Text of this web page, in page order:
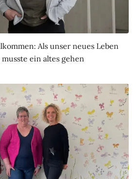
Als unser neues Leben
musste ein altes gehen